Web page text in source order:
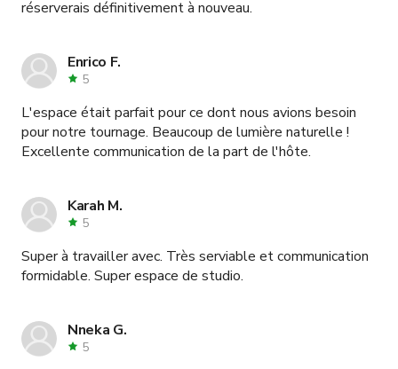
réserverais définitivement à nouveau.
Enrico F.
5
L'espace était parfait pour ce dont nous avions besoin
pour notre tournage. Beaucoup de lumière naturelle !
Excellente communication de la part de l'hôte.
Karah M.
5
Super à travailler avec. Très serviable et communication
formidable. Super espace de studio.
Nneka G.
5